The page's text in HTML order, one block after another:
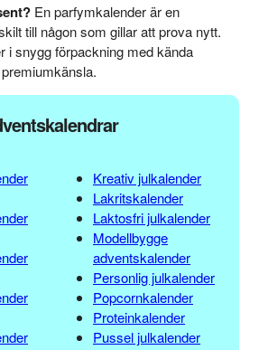
En parfymkalender är en
till någon som gillar att prova nytt.
i snygg förpackning med kända
Kreativ julkalender
Lakritskalender
Laktosfri julkalender
Modellbygge
adventskalender
Personlig julkalender
Popcornkalender
Proteinkalender
Pussel julkalender